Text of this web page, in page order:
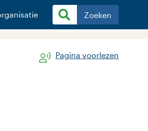
Zoeken
Pagina voorlezen